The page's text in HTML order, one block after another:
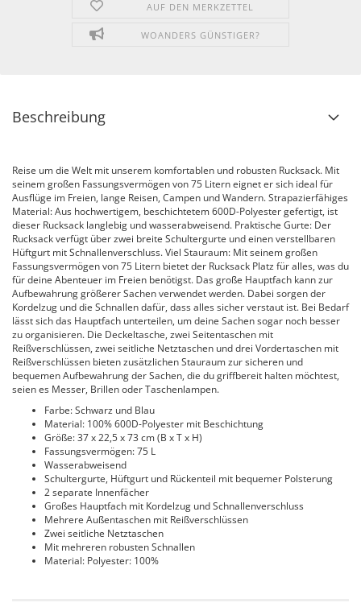
AUF DEN MERKZETTEL
WOANDERS GÜNSTIGER?
Beschreibung
Reise um die Welt mit unserem komfortablen und robusten Rucksack. Mit
seinem großen Fassungsvermögen von 75 Litern eignet er sich ideal für
Ausflüge im Freien, lange Reisen, Campen und Wandern. Strapazierfähiges
Material: Aus hochwertigem, beschichtetem 600D-Polyester gefertigt, ist
dieser Rucksack langlebig und wasserabweisend. Praktische Gurte: Der
Rucksack verfügt über zwei breite Schultergurte und einen verstellbaren
Hüftgurt mit Schnallenverschluss. Viel Stauraum: Mit seinem großen
Fassungsvermögen von 75 Litern bietet der Rucksack Platz für alles, was du
für deine Abenteuer im Freien benötigst. Das große Hauptfach kann zur
Aufbewahrung größerer Sachen verwendet werden. Dabei sorgen der
Kordelzug und die Schnallen dafür, dass alles sicher verstaut ist. Bei Bedarf
lässt sich das Hauptfach unterteilen, um deine Sachen sogar noch besser
zu organisieren. Die Deckeltasche, zwei Seitentaschen mit
Reißverschlüssen, zwei seitliche Netztaschen und drei Vordertaschen mit
Reißverschlüssen bieten zusätzlichen Stauraum zur sicheren und
bequemen Aufbewahrung der Sachen, die du griffbereit halten möchtest,
seien es Messer, Brillen oder Taschenlampen.
Farbe: Schwarz und Blau
Material: 100% 600D-Polyester mit Beschichtung
Größe: 37 x 22,5 x 73 cm (B x T x H)
Fassungsvermögen: 75 L
Wasserabweisend
Schultergurte, Hüftgurt und Rückenteil mit bequemer Polsterung
2 separate Innenfächer
Großes Hauptfach mit Kordelzug und Schnallenverschluss
Mehrere Außentaschen mit Reißverschlüssen
Zwei seitliche Netztaschen
Mit mehreren robusten Schnallen
Material: Polyester: 100%